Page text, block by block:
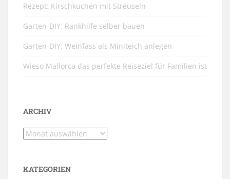
Rezept: Kirschkuchen mit Streuseln
Garten-DIY: Rankhilfe selber bauen
Garten-DIY: Weinfass als Miniteich anlegen
Wieso Mallorca das perfekte Reiseziel für Familien ist
ARCHIV
Archiv
KATEGORIEN